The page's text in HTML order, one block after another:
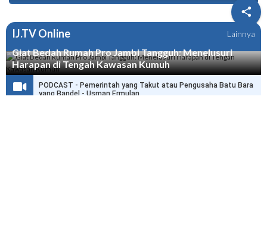

IJ.TV Online Lainnya
Giat Bedah Rumah Pro Jambi Tangguh: Menelusuri
Harapan di Tengah Kawasan Kumuh
PODCAST - Pemerintah yang Takut atau Pengusaha Batu Bara
yang Bandel - Usman Ermulan